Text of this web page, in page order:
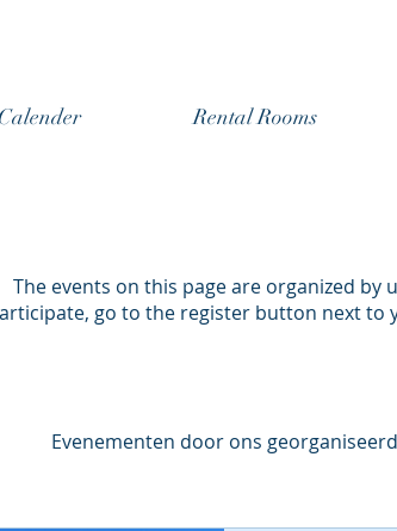
Calender Rental Rooms
The events on this page are organized by
go to the register button next to
Evenementen door ons georganiseerd